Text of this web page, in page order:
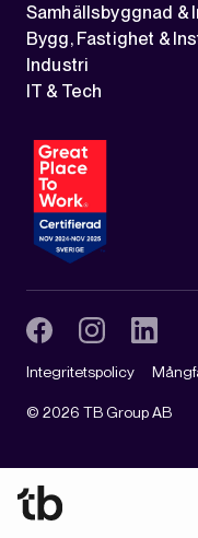
Samhällsbyggnad &
Bygg, Fastighet &
Industri
IT & Tech
© 2026 TB Group AB
Integritetspolicy